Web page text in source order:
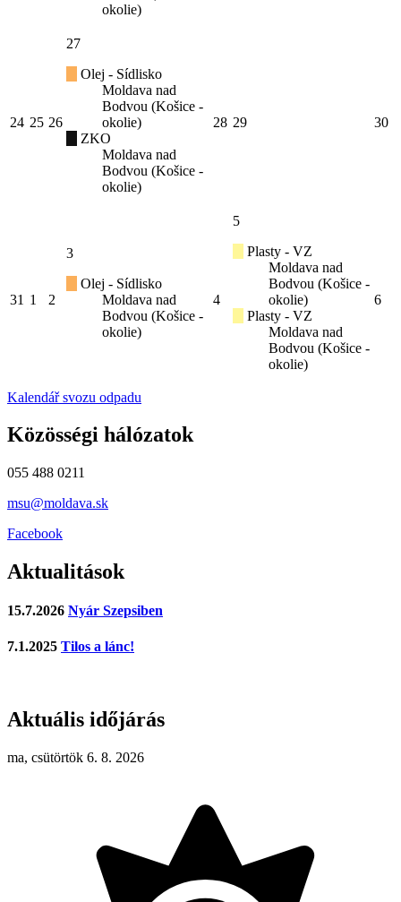
okolie)
24 25 26
27
Olej - Sídlisko
Moldava nad
Bodvou (Košice -
okolie)
ZKO
Moldava nad
Bodvou (Košice -
okolie)
28 29 30
31 1 2
3
Olej - Sídlisko
Moldava nad
Bodvou (Košice -
okolie)
4
5
Plasty - VZ
Moldava nad
Bodvou (Košice -
okolie)
Plasty - VZ
Moldava nad
Bodvou (Košice -
okolie)
6
Kalendář svozu odpadu
Közösségi hálózatok
055 488 0211
msu@moldava.sk
Facebook
Aktualitások
15.7.2026 Nyár Szepsiben
7.1.2025 Tilos a lánc!
Aktuális időjárás
ma, csütörtök 6. 8. 2026